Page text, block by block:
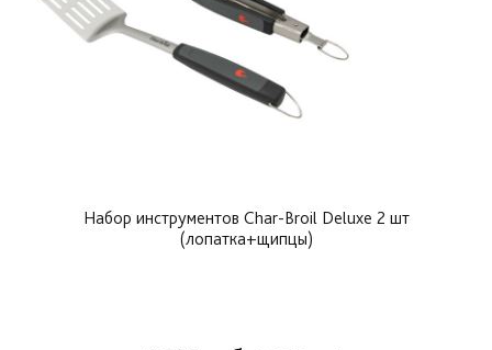
Набор инструментов Char-Broil Deluxe 2 шт
(лопатка+щипцы)